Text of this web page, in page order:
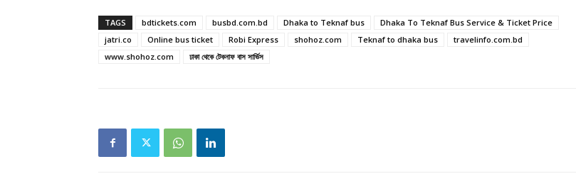
TAGS bdtickets.com busbd.com.bd Dhaka to Teknaf bus
Dhaka To Teknaf Bus Service & Ticket Price
jatri.co
Online bus ticket Robi Express shohoz.com Teknaf to dhaka bus
travelinfo.com.bd
www.shohoz.com
ঢাকা থেকে টেকনাফ বাস সার্ভিস